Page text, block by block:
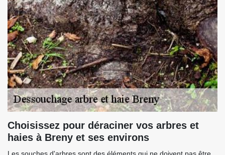
Choisissez pour déraciner vos arbres et
haies à Breny et ses environs